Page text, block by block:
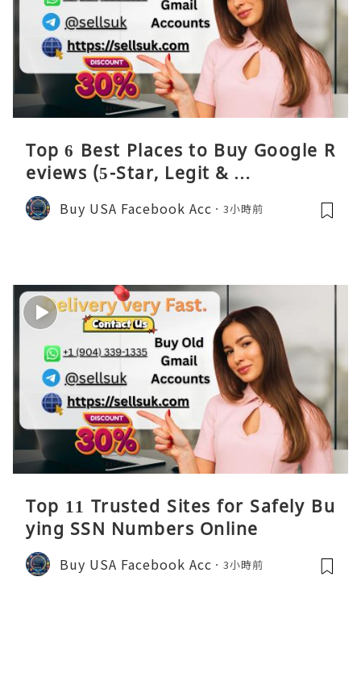
Top 6 Best Places to Buy Google R
eviews (5-Star, Legit & …
Buy USA Facebook Acc 3小時前
Top 11 Trusted Sites for Safely Bu
ying SSN Numbers Online
Buy USA Facebook Acc 3小時前